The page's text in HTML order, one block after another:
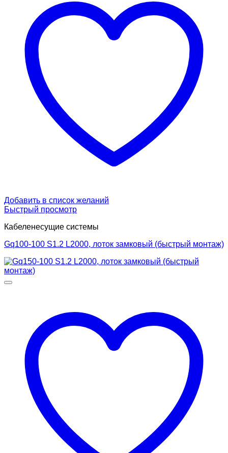
Добавить в список желаний
Быстрый просмотр
Кабеленесущие системы
Gq100-100 S1.2 L2000, лоток замковый (быстрый монтаж)